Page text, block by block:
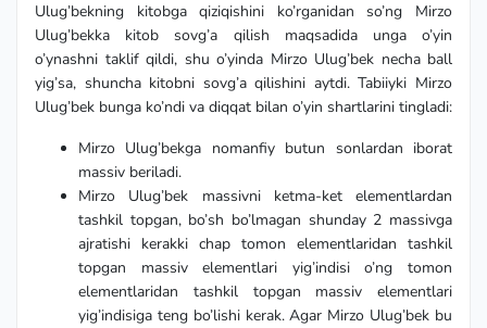
Ulug’bekning kitobga qiziqishini ko’rganidan so’ng Mirzo
Ulug’bekka kitob sovg’a qilish maqsadida unga o’yin
o’ynashni taklif qildi, shu o’yinda Mirzo Ulug’bek necha ball
yig’sa, shuncha kitobni sovg’a qilishini aytdi. Tabiiyki Mirzo
Ulug’bek bunga ko’ndi va diqqat bilan o’yin shartlarini tingladi:
Mirzo Ulug’bekga nomanfiy butun sonlardan iborat
massiv beriladi.
Mirzo Ulug’bek massivni ketma-ket elementlardan
tashkil topgan, bo’sh bo’lmagan shunday 2 massivga
ajratishi kerakki chap tomon elementlaridan tashkil
topgan massiv elementlari yig’indisi o’ng tomon
elementlaridan tashkil topgan massiv elementlari
yig’indisiga teng bo’lishi kerak. Agar Mirzo Ulug’bek bu